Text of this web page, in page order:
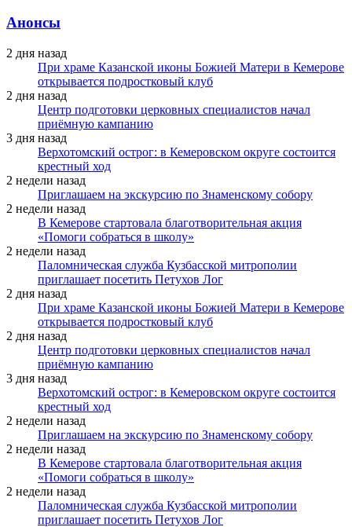
Анонсы
2 дня назад
При храме Казанской иконы Божией Матери в Кемерове
открывается подростковый клуб
2 дня назад
Центр подготовки церковных специалистов начал
приёмную кампанию
3 дня назад
Верхотомский острог: в Кемеровском округе состоится
крестный ход
2 недели назад
Приглашаем на экскурсию по Знаменскому собору
2 недели назад
В Кемерове стартовала благотворительная акция
«Помоги собраться в школу»
2 недели назад
Паломническая служба Кузбасской митрополии
приглашает посетить Петухов Лог
2 дня назад
При храме Казанской иконы Божией Матери в Кемерове
открывается подростковый клуб
2 дня назад
Центр подготовки церковных специалистов начал
приёмную кампанию
3 дня назад
Верхотомский острог: в Кемеровском округе состоится
крестный ход
2 недели назад
Приглашаем на экскурсию по Знаменскому собору
2 недели назад
В Кемерове стартовала благотворительная акция
«Помоги собраться в школу»
2 недели назад
Паломническая служба Кузбасской митрополии
приглашает посетить Петухов Лог